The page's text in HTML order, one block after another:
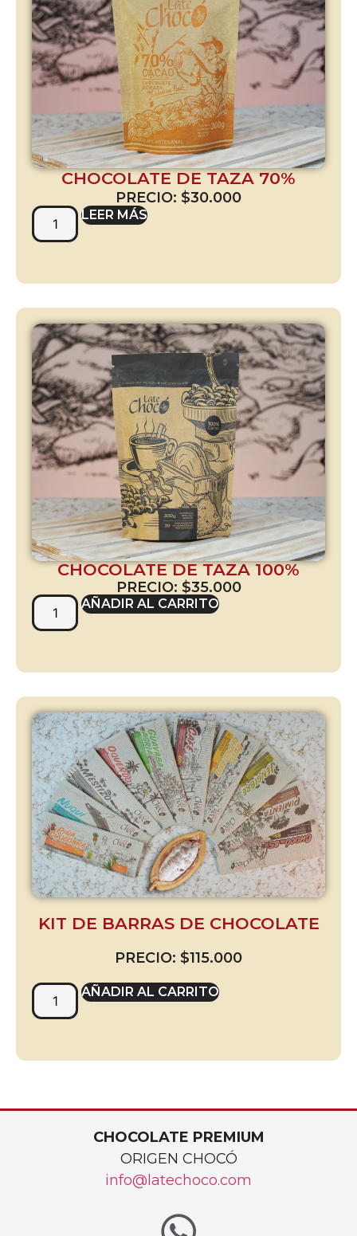
CHOCOLATE DE TAZA 70%
PRECIO: $30.000
LEER MÁS
CHOCOLATE DE TAZA 100%
PRECIO: $35.000
AÑADIR AL CARRITO
KIT DE BARRAS DE CHOCOLATE
PRECIO: $115.000
AÑADIR AL CARRITO
CHOCOLATE PREMIUM
ORIGEN CHOCÓ
info@latechoco.com